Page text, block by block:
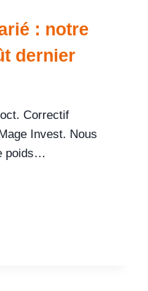
: notre
dernier
Correctif
Invest. Nous
poids…